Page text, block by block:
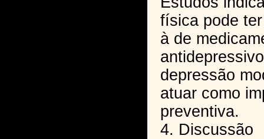
física pode
à de
depressão
atuar como
preventiva.
4. Discussão